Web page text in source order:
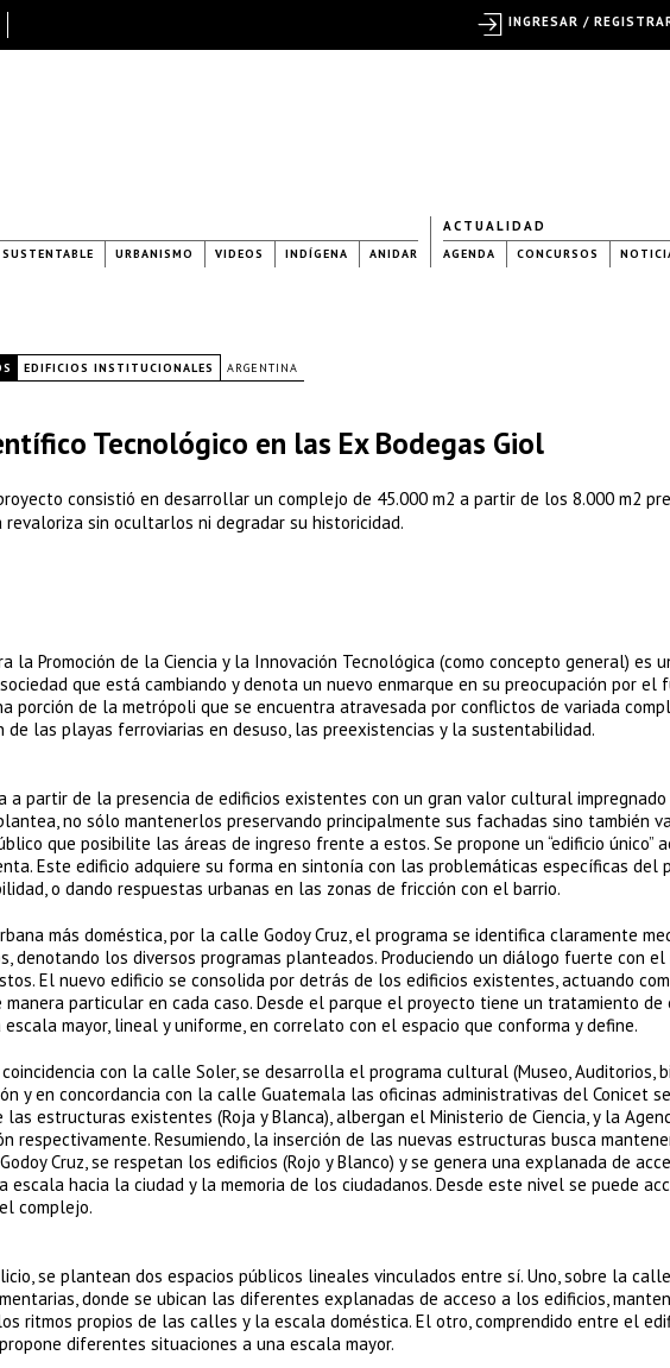
SUSTENTABLE URBANISMO VIDEOS INDÍGENA ANIDAR
ACTUALIDAD
AGENDA CONCURSOS
EDIFICIOS INSTITUCIONALES ARGENTINA
Tecnológico en las Ex Bodegas Giol
consistió en desarrollar un complejo de 45.000 m2 a partir de los 8.000 m2
sin ocultarlos ni degradar su historicidad.
la Promoción de la Ciencia y la Innovación Tecnológica (como concepto general) es
que está cambiando y denota un nuevo enmarque en su preocupación por el
porción de la metrópoli que se encuentra atravesada por conflictos de variada
de las playas ferroviarias en desuso, las preexistencias y la sustentabilidad.
a partir de la presencia de edificios existentes con un gran valor cultural impregnado
no sólo mantenerlos preservando principalmente sus fachadas sino también
que posibilite las áreas de ingreso frente a estos. Se propone un “edificio único”
Este edificio adquiere su forma en sintonía con las problemáticas específicas del
o dando respuestas urbanas en las zonas de fricción con el barrio.
más doméstica, por la calle Godoy Cruz, el programa se identifica claramente
denotando los diversos programas planteados. Produciendo un diálogo fuerte con
El nuevo edificio se consolida por detrás de los edificios existentes, actuando
particular en cada caso. Desde el parque el proyecto tiene un tratamiento de
mayor, lineal y uniforme, en correlato con el espacio que conforma y define.
con la calle Soler, se desarrolla el programa cultural (Museo, Auditorios,
y en concordancia con la calle Guatemala las oficinas administrativas del Conicet
estructuras existentes (Roja y Blanca), albergan el Ministerio de Ciencia, y la
respectivamente. Resumiendo, la inserción de las nuevas estructuras busca
Cruz, se respetan los edificios (Rojo y Blanco) y se genera una explanada de
escala hacia la ciudad y la memoria de los ciudadanos. Desde este nivel se puede
complejo.
se plantean dos espacios públicos lineales vinculados entre sí. Uno, sobre la calle
donde se ubican las diferentes explanadas de acceso a los edificios,
ritmos propios de las calles y la escala doméstica. El otro, comprendido entre el
diferentes situaciones a una escala mayor.
INGRESAR /